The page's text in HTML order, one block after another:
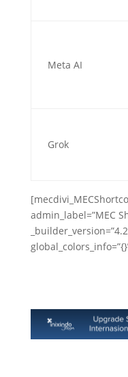
Meta AI
Grok
admin_label=”MEC